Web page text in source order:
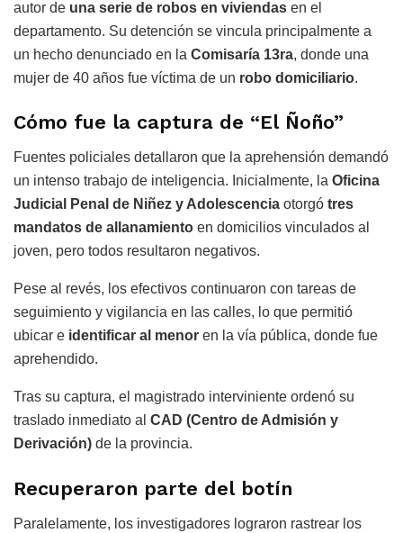
autor de una serie de robos en viviendas en el
departamento. Su detención se vincula principalmente a
un hecho denunciado en la Comisaría 13ra, donde una
mujer de 40 años fue víctima de un robo domiciliario.
Cómo fue la captura de “El Ñoño”
Fuentes policiales detallaron que la aprehensión demandó
un intenso trabajo de inteligencia. Inicialmente, la Oficina
Judicial Penal de Niñez y Adolescencia otorgó tres
mandatos de allanamiento en domicilios vinculados al
joven, pero todos resultaron negativos.
Pese al revés, los efectivos continuaron con tareas de
seguimiento y vigilancia en las calles, lo que permitió
ubicar e identificar al menor en la vía pública, donde fue
aprehendido.
Tras su captura, el magistrado interviniente ordenó su
traslado inmediato al CAD (Centro de Admisión y
Derivación) de la provincia.
Recuperaron parte del botín
Paralelamente, los investigadores lograron rastrear los